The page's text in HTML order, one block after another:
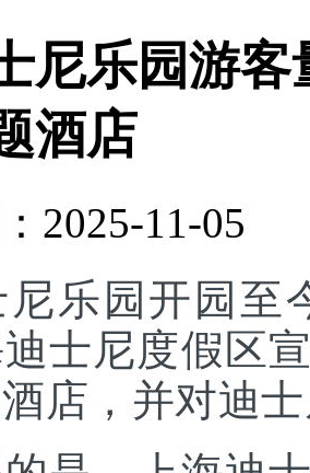
尼乐园游
酒店
2025-11-05
尼乐园开园
迪士尼度假区
店，并对迪